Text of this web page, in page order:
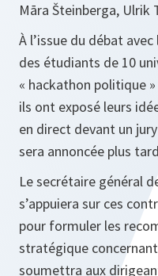
Māra Šteinberga, Ulrik
À l’issue du débat
des étudiants de 10
« hackathon politique »
ils ont exposé leurs
en direct devant un
sera annoncée plus
Le secrétaire général
s’appuiera sur ces
pour formuler les
stratégique
soumettra aux